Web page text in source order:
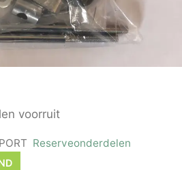
voorruit
Reserveonderdelen